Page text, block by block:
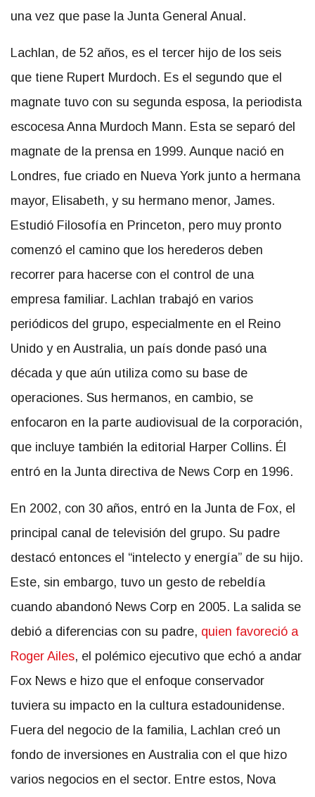
una vez que pase la Junta General Anual.
Lachlan, de 52 años, es el tercer hijo de los seis
que tiene Rupert Murdoch. Es el segundo que el
magnate tuvo con su segunda esposa, la periodista
escocesa Anna Murdoch Mann. Esta se separó del
magnate de la prensa en 1999. Aunque nació en
Londres, fue criado en Nueva York junto a hermana
mayor, Elisabeth, y su hermano menor, James.
Estudió Filosofía en Princeton, pero muy pronto
comenzó el camino que los herederos deben
recorrer para hacerse con el control de una
empresa familiar. Lachlan trabajó en varios
periódicos del grupo, especialmente en el Reino
Unido y en Australia, un país donde pasó una
década y que aún utiliza como su base de
operaciones. Sus hermanos, en cambio, se
enfocaron en la parte audiovisual de la corporación,
que incluye también la editorial Harper Collins. Él
entró en la Junta directiva de News Corp en 1996.
En 2002, con 30 años, entró en la Junta de Fox, el
principal canal de televisión del grupo. Su padre
destacó entonces el “intelecto y energía” de su hijo.
Este, sin embargo, tuvo un gesto de rebeldía
cuando abandonó News Corp en 2005. La salida se
debió a diferencias con su padre, quien favoreció a
Roger Ailes, el polémico ejecutivo que echó a andar
Fox News e hizo que el enfoque conservador
tuviera su impacto en la cultura estadounidense.
Fuera del negocio de la familia, Lachlan creó un
fondo de inversiones en Australia con el que hizo
varios negocios en el sector. Entre estos, Nova